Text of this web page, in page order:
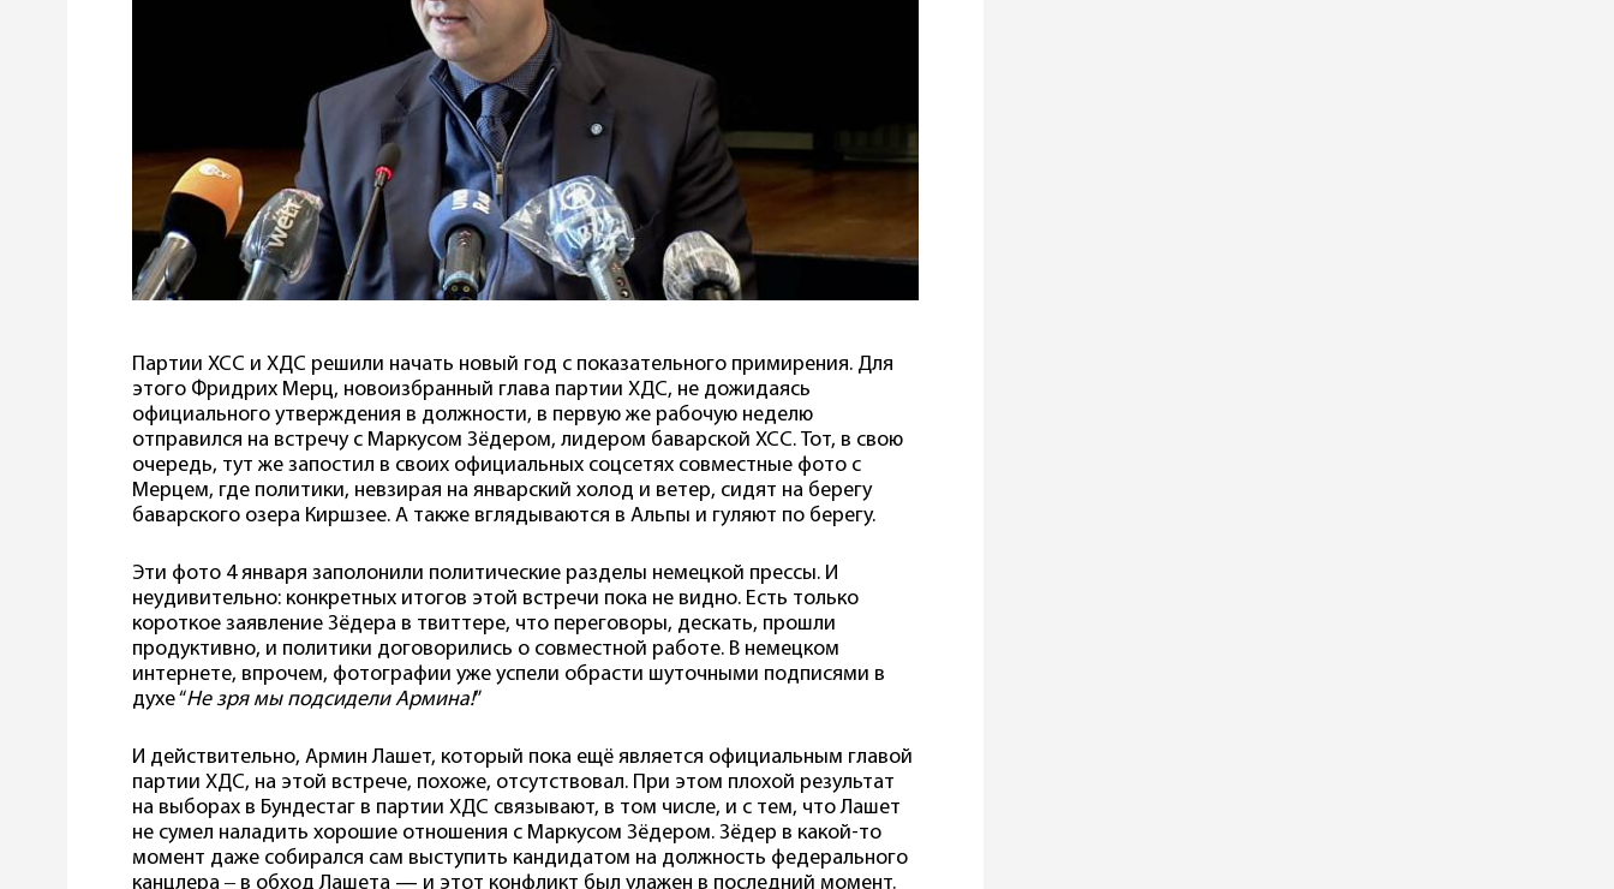
Партии ХСС и ХДС решили начать новый год с показательного примирения. Для
этого Фридрих Мерц, новоизбранный глава партии ХДС, не дожидаясь
официального утверждения в должности, в первую же рабочую неделю
отправился на встречу с Маркусом Зёдером, лидером баварской ХСС. Тот, в свою
очередь, тут же запостил в своих официальных соцсетях совместные фото с
Мерцем, где политики, невзирая на январский холод и ветер, сидят на берегу
баварского озера Киршзее. А также вглядываются в Альпы и гуляют по берегу.
Эти фото 4 января заполонили политические разделы немецкой прессы. И
неудивительно: конкретных итогов этой встречи пока не видно. Есть только
короткое заявление Зёдера в твиттере, что переговоры, дескать, прошли
продуктивно, и политики договорились о совместной работе. В немецком
интернете, впрочем, фотографии уже успели обрасти шуточными подписями в
духе “Не зря мы подсидели Армина!”
И действительно, Армин Лашет, который пока ещё является официальным главой
партии ХДС, на этой встрече, похоже, отсутствовал. При этом плохой результат
на выборах в Бундестаг в партии ХДС связывают, в том числе, и с тем, что Лашет
не сумел наладить хорошие отношения с Маркусом Зёдером. Зёдер в какой-то
момент даже собирался сам выступить кандидатом на должность федерального
канцлера ‒ в обход Лашета — и этот конфликт был улажен в последний момент.